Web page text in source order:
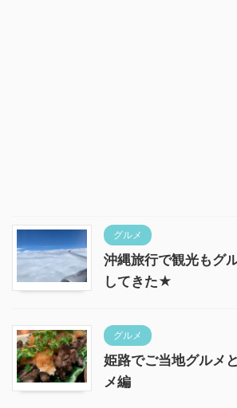
グルメ
沖縄旅行で観光もグ
してきた★
グルメ
姫路でご当地グルメ
メ編